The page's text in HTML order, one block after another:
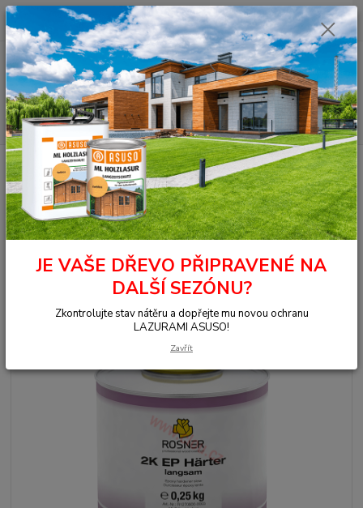
Menu
Hledat
+420 377 441 961 0ks
za 0,00 Kč
Úvod Tmel na dřevo Epoxidová pryskyřice na odlévání
Rosner 2K EP
Härter zpomalovací tvrdidlo, 250 g
Rosner 2K EP Härter zpomalovací
tvrdidlo, 250 g
JE VAŠE DŘEVO PŘIPRAVENÉ NA
DALŠÍ SEZÓNU?
Zkontrolujte stav nátěru a dopřejte mu novou ochranu
LAZURAMI ASUSO!
Zavřít